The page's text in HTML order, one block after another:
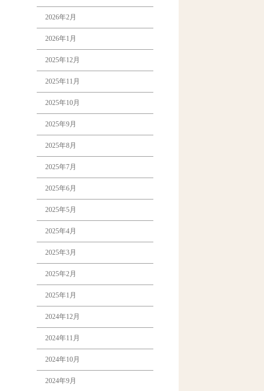
2026年2月
2026年1月
2025年12月
2025年11月
2025年10月
2025年9月
2025年8月
2025年7月
2025年6月
2025年5月
2025年4月
2025年3月
2025年2月
2025年1月
2024年12月
2024年11月
2024年10月
2024年9月